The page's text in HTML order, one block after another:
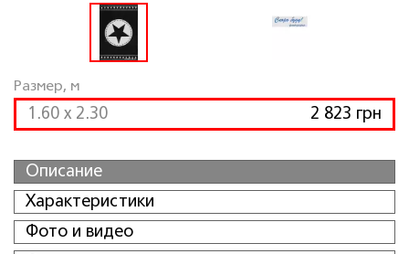
Размер, м
1.60 x 2.30 2 823 грн
Описание
Характеристики
Фото и видео